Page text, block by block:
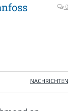
0
NACHRICHTEN